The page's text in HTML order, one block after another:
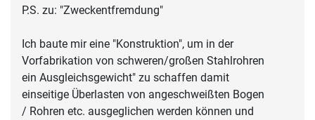
P.S. zu: "Zweckentfremdung"
Ich baute mir eine "Konstruktion", um in der
Vorfabrikation von schweren/großen Stahlrohren
ein Ausgleichsgewicht" zu schaffen damit
einseitige Überlasten von angeschweißten Bogen
/ Rohren etc. ausgeglichen werden können und